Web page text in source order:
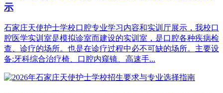
示
石家庄天使护士学校口腔专业学习内容和实训厅展示，我校口
腔医学实训室是模拟诊室而建设的实训室，是口腔各种疾病检
查、诊疗的场所。也是在诊疗过程中必不可缺的场所。主要设
备:牙科综合治疗椅、口腔内窥镜、高速手...